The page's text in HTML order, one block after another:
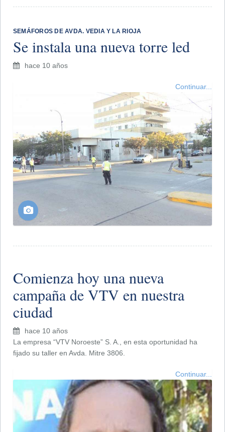
SEMÁFOROS DE AVDA. VEDIA Y LA RIOJA
Se instala una nueva torre led
hace 10 años
Continuar...
Comienza hoy una nueva
campaña de VTV en nuestra
ciudad
hace 10 años
La empresa “VTV Noroeste” S. A., en esta oportunidad ha
fijado su taller en Avda. Mitre 3806.
Continuar...